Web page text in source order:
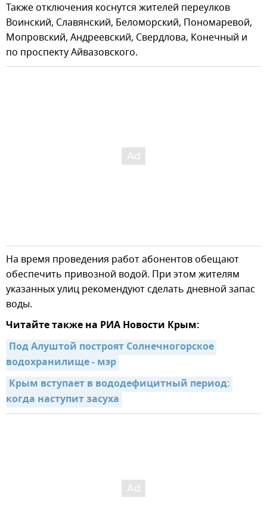
Также отключения коснутся жителей переулков
Воинский, Славянский, Беломорский, Пономаревой,
Мопровский, Андреевский, Свердлова, Конечный и
по проспекту Айвазовского.
На время проведения работ абонентов обещают
обеспечить привозной водой. При этом жителям
указанных улиц рекомендуют сделать дневной запас
воды.
Читайте также на РИА Новости Крым:
Под Алуштой построят Солнечногорское
водохранилище - мэр
Крым вступает в вододефицитный период:
когда наступит засуха